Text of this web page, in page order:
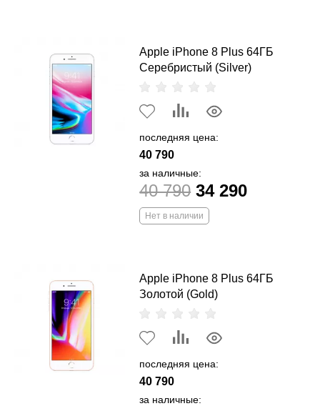
Apple iPhone 8 Plus 64ГБ
Серебристый (Silver)
последняя цена:
40 790
за наличные:
40 790 34 290
Нет в наличии
Apple iPhone 8 Plus 64ГБ
Золотой (Gold)
последняя цена:
40 790
за наличные: